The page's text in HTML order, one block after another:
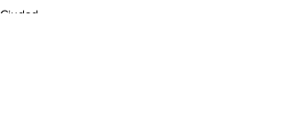
Ciudad